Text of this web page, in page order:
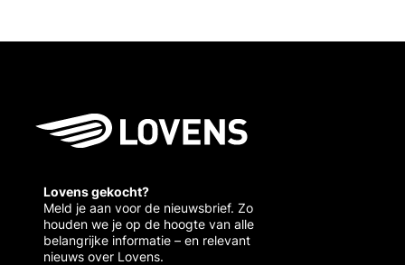
Lovens gekocht?
Meld je aan voor de nieuwsbrief. Zo
houden we je op de hoogte van alle
belangrijke informatie – en relevant
nieuws over Lovens.